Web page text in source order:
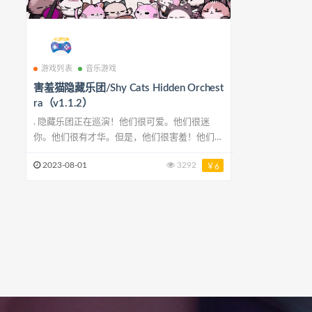
游戏列表 音乐游戏
害羞猫隐藏乐团/Shy Cats Hidden Orchest
ra（v1.1.2）
. 隐藏乐团正在巡演！他们很可爱。他们很迷
你。他们很有才华。但是，他们很害羞！他们被
个隐藏对象游戏中，您需要找到那些害羞地演奏
2023-08-01 3292 ￥6